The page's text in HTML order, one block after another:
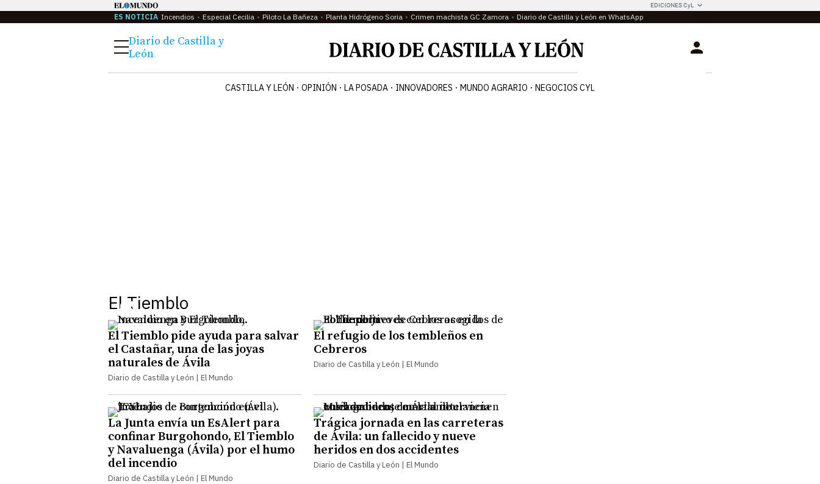
EDICIONES CyL
ES NOTICIA Incendios Especial Cecilia Piloto La Bañeza Planta Hidrógeno Soria Crimen machista GC Zamora Diario de Castilla y León en WhatsApp
Menú
Diario de Castilla y
León
Login
CASTILLA Y LEÓN OPINIÓN LA POSADA INNOVADORES MUNDO AGRARIO NEGOCIOS CYL
El Tiemblo
El Tiemblo pide ayuda para salvar
el Castañar, una de las joyas
naturales de Ávila
Diario de Castilla y León | El Mundo
El refugio de los tembleños en
Cebreros
Diario de Castilla y León | El Mundo
La Junta envía un EsAlert para
confinar Burgohondo, El Tiemblo
y Navaluenga (Ávila) por el humo
del incendio
Diario de Castilla y León | El Mundo
Trágica jornada en las carreteras
de Ávila: un fallecido y nueve
heridos en dos accidentes
Diario de Castilla y León | El Mundo